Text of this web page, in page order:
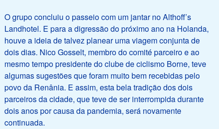
O grupo concluiu o passeio com um jantar no Althoff’s
Landhotel. E para a digressão do próximo ano na Holanda,
houve a ideia de talvez planear uma viagem conjunta de
dois dias. Nico Gosselt, membro do comité parceiro e ao
mesmo tempo presidente do clube de ciclismo Borne, teve
algumas sugestões que foram muito bem recebidas pelo
povo da Renânia. E assim, esta bela tradição dos dois
parceiros da cidade, que teve de ser interrompida durante
dois anos por causa da pandemia, será novamente
continuada.